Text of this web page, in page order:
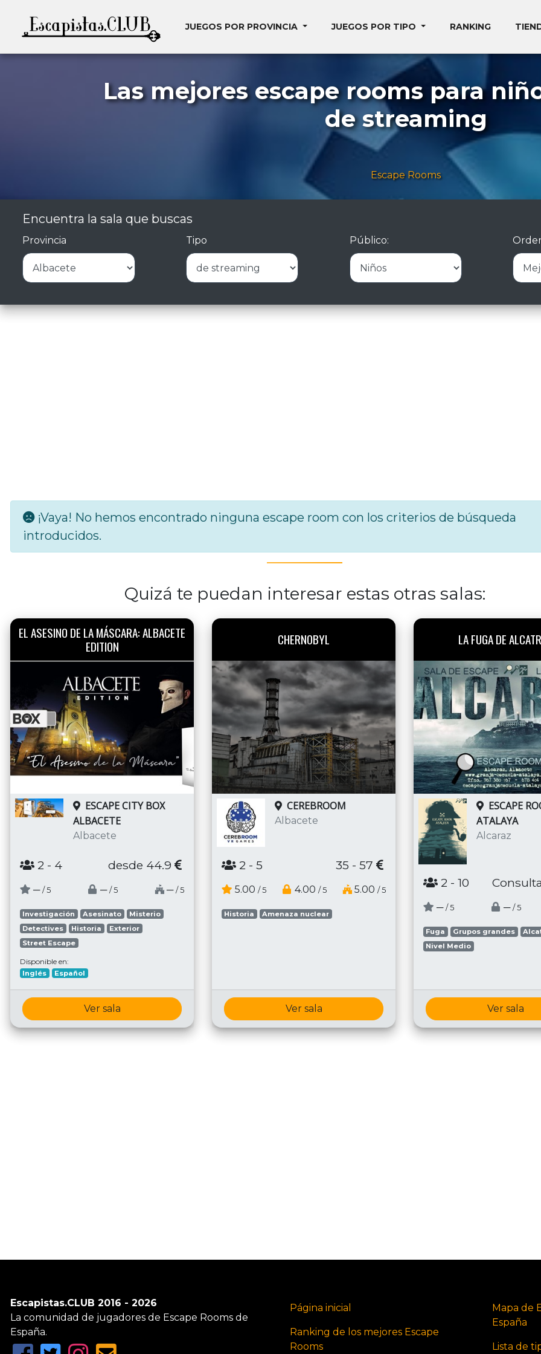
JUEGOS POR PROVINCIA JUEGOS POR TIPO RANKING
Las mejores escape rooms para
de streaming
Escape Rooms
Encuentra la sala que buscas
Provincia Tipo Público:
¡Vaya! No hemos encontrado ninguna escape room con los criterios de búsqueda
introducidos.
Quizá te puedan interesar estas otras salas:
EL ASESINO DE LA MÁSCARA: ALBACETE
EDITION
ESCAPE CITY BOX
ALBACETE
Albacete
2 - 4 desde 44.9
─ / 5 ─ / 5 ─ / 5
Investigación Asesinato
Misterio
Detectives
Historia
Exterior
Street Escape
Disponible en:
Inglés Español
Ver sala
CHERNOBYL
CEREBROOM
Albacete
2 - 5 35 - 57
5.00 / 5 4.00 / 5 5.00 / 5
Historia Amenaza nuclear
Ver sala
LA FUGA DE
ESCAPE
ATALAYA
Alcaraz
2 - 10
─ / 5 ─ / 5
Fuga Grupos grandes
Nivel Medio
Ver sala
Escapistas.CLUB 2016 - 2026
La comunidad de jugadores de Escape Rooms de
España.
Página inicial
Ranking de los mejores Escape
Rooms
Mapa de
España
Lista de